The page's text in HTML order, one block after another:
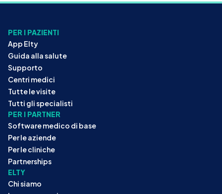
PER I PAZIENTI
App Elty
Guida alla salute
Supporto
Centri medici
Tutte le visite
Tutti gli specialisti
PER I PARTNER
Software medico di base
Per le aziende
Per le cliniche
Partnerships
ELTY
Chi siamo